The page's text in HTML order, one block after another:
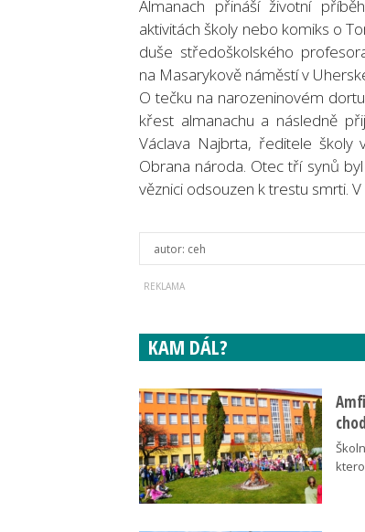
Almanach přináší životní
aktivitách školy nebo komiks o
duše středoškolského
na Masarykově náměstí v
O tečku na narozeninovém
křest almanachu a následně
Václava Najbrta, ředitele
Obrana národa. Otec tří synů
věznici odsouzen k trestu smrti.
autor: ceh
KAM DÁL?